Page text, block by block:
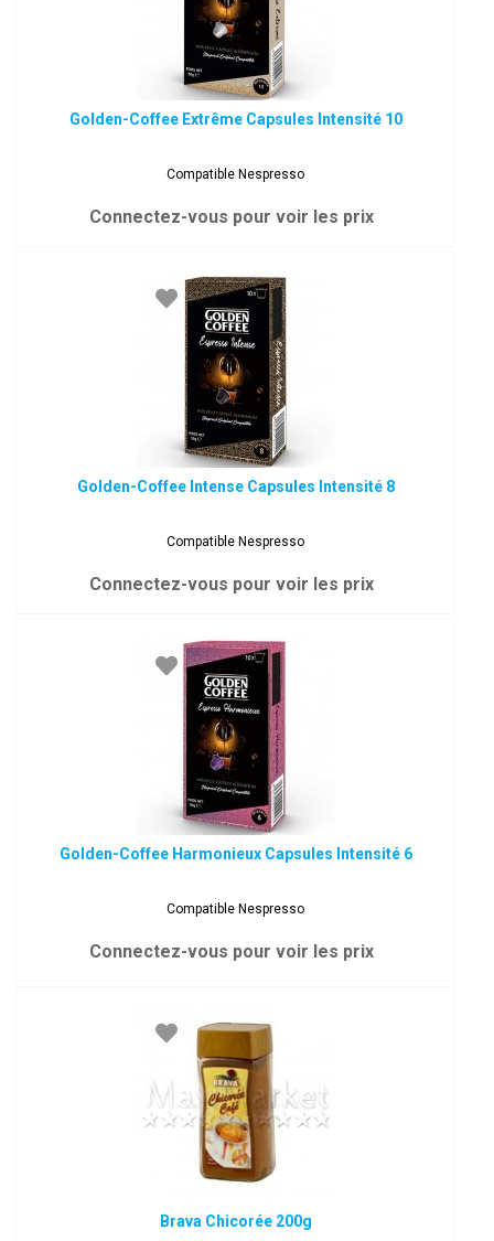
Golden-Coffee Extrême Capsules Intensité 10
Compatible Nespresso
Connectez-vous pour voir les prix
Golden-Coffee Intense Capsules Intensité 8
Compatible Nespresso
Connectez-vous pour voir les prix
Golden-Coffee Harmonieux Capsules Intensité 6
Compatible Nespresso
Connectez-vous pour voir les prix
Brava Chicorée 200g